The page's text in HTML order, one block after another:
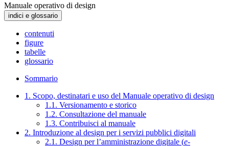
Manuale operativo di design
indici e glossario
contenuti
figure
tabelle
glossario
Sommario
1. Scopo, destinatari e uso del Manuale operativo di design
1.1. Versionamento e storico
1.2. Consultazione del manuale
1.3. Contribuisci al manuale
2. Introduzione al design per i servizi pubblici digitali
2.1. Design per l’amministrazione digitale (e-